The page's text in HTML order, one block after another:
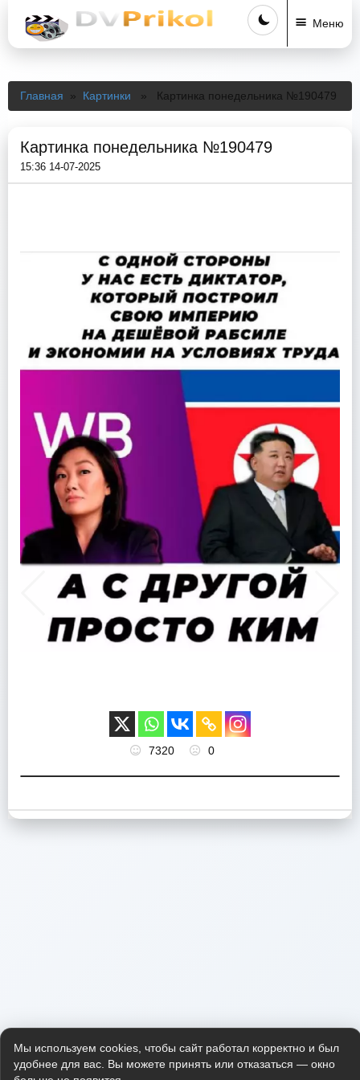
Меню
Главная » Картинки » Картинка понедельника №190479
Картинка понедельника №190479
15:36 14-07-2025
7320 0
Мы используем cookies, чтобы сайт работал корректно и был
удобнее для вас. Вы можете принять или отказаться — окно